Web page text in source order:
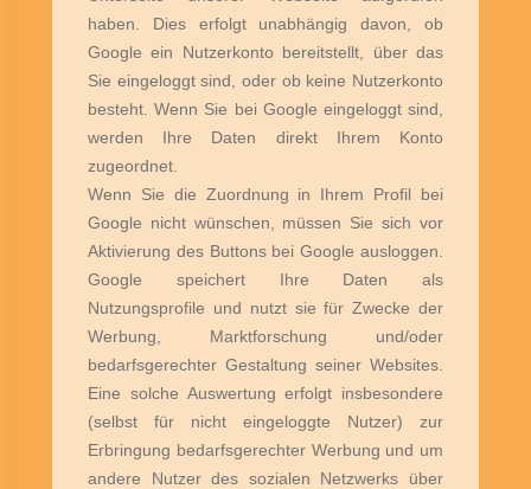
haben. Dies erfolgt unabhängig davon, ob
Google ein Nutzerkonto bereitstellt, über das
Sie eingeloggt sind, oder ob keine Nutzerkonto
besteht. Wenn Sie bei Google eingeloggt sind,
werden Ihre Daten direkt Ihrem Konto
zugeordnet.
Wenn Sie die Zuordnung in Ihrem Profil bei
Google nicht wünschen, müssen Sie sich vor
Aktivierung des Buttons bei Google ausloggen.
Google speichert Ihre Daten als
Nutzungsprofile und nutzt sie für Zwecke der
Werbung, Marktforschung und/oder
bedarfsgerechter Gestaltung seiner Websites.
Eine solche Auswertung erfolgt insbesondere
(selbst für nicht eingeloggte Nutzer) zur
Erbringung bedarfsgerechter Werbung und um
andere Nutzer des sozialen Netzwerks über